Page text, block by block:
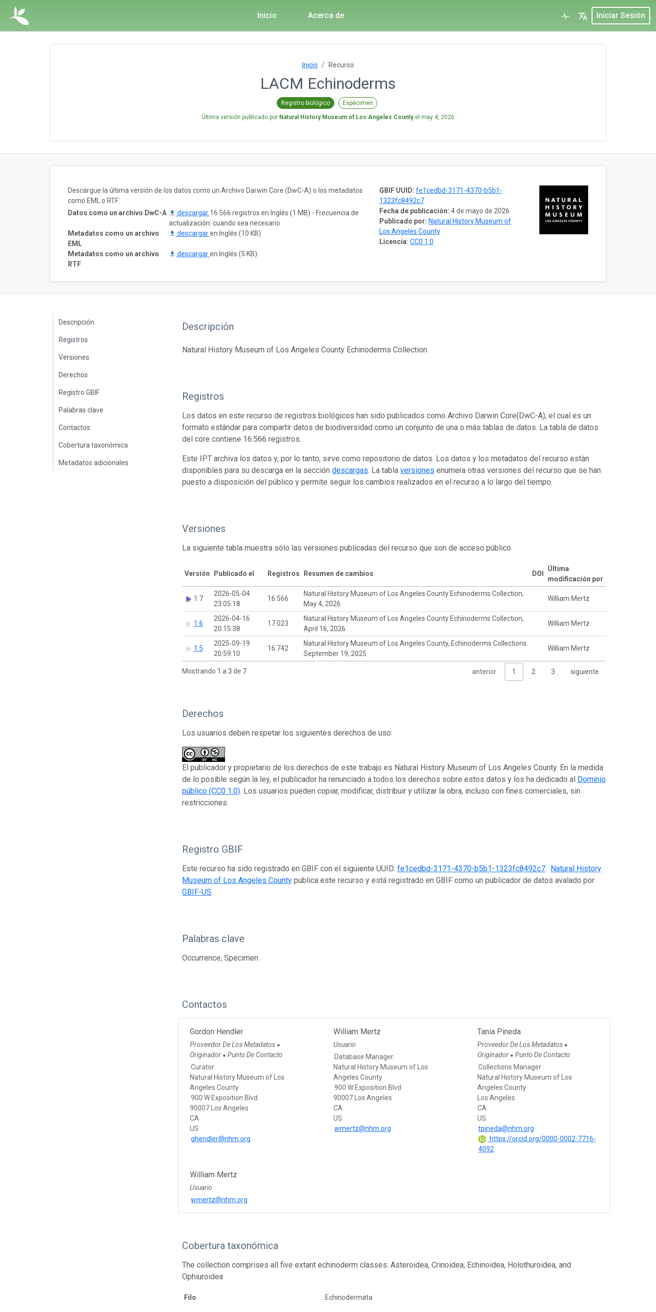
Inicio Acerca de Iniciar Sesión
Inicio Recurso
LACM Echinoderms
Registro biológico Espécimen
Última versión publicado por Natural History Museum of Los Angeles Countyel may 4, 2026
GBIF UUID: fe1cedbd-3171-4370-b5b1-
1323fc8492c7
Fecha de publicación: 4 de mayo de 2026
Publicado por: Natural History Museum of
Los Angeles County
Licencia: CC0 1.0
Descargue la última versión de los datos como un Archivo Darwin Core (DwC-A) o los metadatos
como EML o RTF:
Datos como un archivo DwC-A
descargar 16.566 registros en Inglés (1 MB) - Frecuencia de
actualización: cuando sea necesario
Metadatos como un archivo
EML
descargaren Inglés (10 KB)
Metadatos como un archivo
RTF
descargaren Inglés (5 KB)
Descripción
Registros
Versiones
Derechos
Registro GBIF
Palabras clave
Contactos
Cobertura taxonómica
Metadatos adicionales
Descripción
Natural History Museum of Los Angeles County Echinoderms Collection
Registros
Los datos en este recurso de registros biológicos han sido publicados como Archivo Darwin Core(DwC-A), el cual es un
formato estándar para compartir datos de biodiversidad como un conjunto de una o más tablas de datos. La tabla de datos
del core contiene 16.566 registros.
Este IPT archiva los datos y, por lo tanto, sirve como repositorio de datos. Los datos y los metadatos del recurso están
disponibles para su descarga en la seccióndescargas. La tablaversiones enumera otras versiones del recurso que se han
puesto a disposición del público y permite seguir los cambios realizados en el recurso a lo largo del tiempo.
Versiones
La siguiente tabla muestra sólo las versiones publicadas del recurso que son de acceso público.
Versión Publicado el Registros Resumen de cambios DOI
Última
modificación por
1.7
2026-05-04
23:05:18
16.566
Natural History Museum of Los Angeles County Echinoderms Collection,
May 4, 2026
William Mertz
1.6
2026-04-16
20:15:38
17.023
Natural History Museum of Los Angeles County Echinoderms Collection,
April 16, 2026
William Mertz
1.5
2025-09-19
20:59:10
16.742
Natural History Museum of Los Angeles County, Echinoderms Collections.
September 19, 2025
William Mertz
Mostrando 1 a 3 de 7 anterior 1 2 3 siguiente
Derechos
Los usuarios deben respetar los siguientes derechos de uso:
El publicador y propietario de los derechos de este trabajo es Natural History Museum of Los Angeles County. En la medida
de lo posible según la ley, el publicador ha renunciado a todos los derechos sobre estos datos y los ha dedicado al Dominio
público (CC0 1.0). Los usuarios pueden copiar, modificar, distribuir y utilizar la obra, incluso con fines comerciales, sin
restricciones.
Registro GBIF
Este recurso ha sido registrado en GBIF con el siguiente UUID:fe1cedbd-3171-4370-b5b1-1323fc8492c7.
Natural History
Museum of Los Angeles County publica este recurso y está registrado en GBIF como un publicador de datos avalado por
GBIF-US.
Palabras clave
Occurrence; Specimen
Contactos
Gordon Hendler
Proveedor De Los Metadatos ●
Originador ● Punto De Contacto
Curator
Natural History Museum of Los
Angeles County
900 W Exposition Blvd
90007 Los Angeles
CA
US
ghendler@nhm.org
William Mertz
Usuario
Database Manager
Natural History Museum of Los
Angeles County
900 W Exposition Blvd
90007 Los Angeles
CA
US
wmertz@nhm.org
Tania Pineda
Proveedor De Los Metadatos ●
Originador ● Punto De Contacto
Collections Manager
Natural History Museum of Los
Angeles County
Los Angeles
CA
US
tpineda@nhm.org
https://orcid.org/0000-0002-7716-
4092
William Mertz
Usuario
wmertz@nhm.org
Cobertura taxonómica
The collection comprises all five extant echinoderm classes: Asteroidea, Crinoidea, Echinoidea, Holothuroidea, and
Ophiuroidea
Filo Echinodermata